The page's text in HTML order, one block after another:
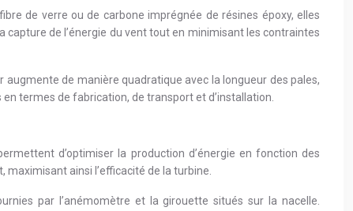
de verre ou de carbone imprégnée de résines époxy, elles
de l’énergie du vent tout en minimisant les contraintes
augmente de manière quadratique avec la longueur des pales,
termes de fabrication, de transport et d’installation.
d’optimiser la production d’énergie en fonction des
ainsi l’efficacité de la turbine.
par l’anémomètre et la girouette situés sur la nacelle.